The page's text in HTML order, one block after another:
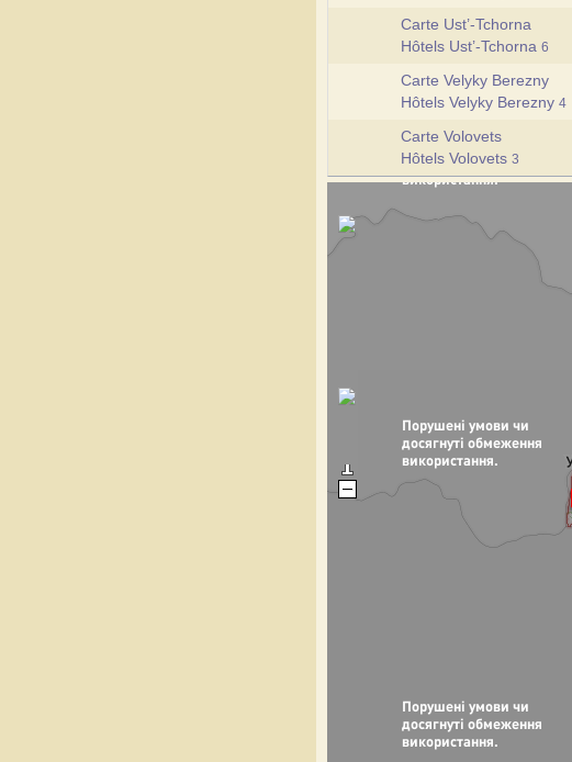
Carte Ust’-Tchorna
Hôtels Ust’-Tchorna 6
Carte Velyky Berezny
Hôtels Velyky Berezny 4
Carte Volovets
Hôtels Volovets 3